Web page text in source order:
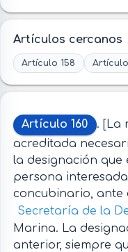
Artículos cercanos
Artículo 158 Artículo
Artículo 160
. [La
acreditada
la designación que
persona
concubinario, ante
Secretaría de la
Marina. La
anterior, siempre